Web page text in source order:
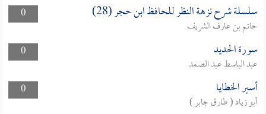
0
سلسلة شرح نزهة النظر للحافظ ابن حجر (28)
حاتم بن عارف الشريف
0
سورة الحديد
عبد الباسط عبد الصمد
0
أسير الخطايا
أبو زياد ( طارق جابر )